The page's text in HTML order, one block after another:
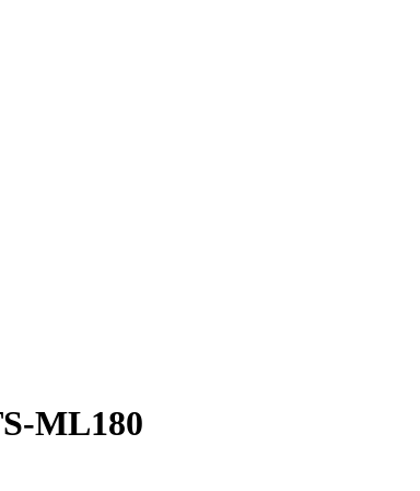
ML180